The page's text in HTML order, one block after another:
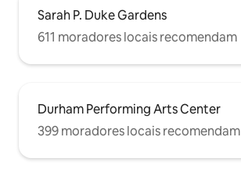
Sarah P. Duke Gardens
611 moradores locais recomendam
Durham Performing Arts Center
399 moradores locais recomendam